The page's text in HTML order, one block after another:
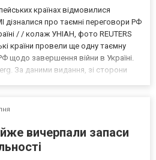
країнах відмовилися
дізналися про таємні переговори РФ
/ / колаж УНІАН, фото REUTERS
країни провели ще одну таємну
щодо завершення війни в Україні.
За даними видання, зі сторони
вичерпали запаси